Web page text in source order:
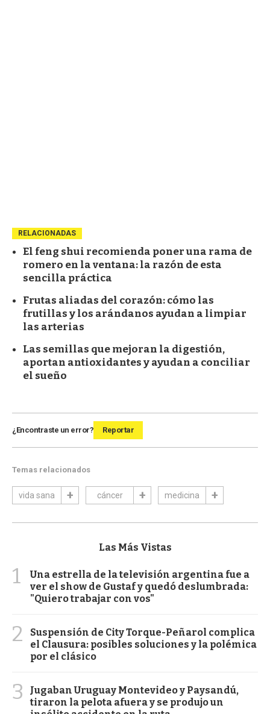
RELACIONADAS
El feng shui recomienda poner una rama de
romero en la ventana: la razón de esta
sencilla práctica
Frutas aliadas del corazón: cómo las
frutillas y los arándanos ayudan a limpiar
las arterias
Las semillas que mejoran la digestión,
aportan antioxidantes y ayudan a conciliar
el sueño
¿Encontraste un error? Reportar
Temas relacionados
vida sana cáncer medicina
Las Más Vistas
1
Una estrella de la televisión argentina fue a
ver el show de Gustaf y quedó deslumbrada:
"Quiero trabajar con vos"
2
Suspensión de City Torque-Peñarol complica
el Clausura: posibles soluciones y la polémica
por el clásico
3
Jugaban Uruguay Montevideo y Paysandú,
tiraron la pelota afuera y se produjo un